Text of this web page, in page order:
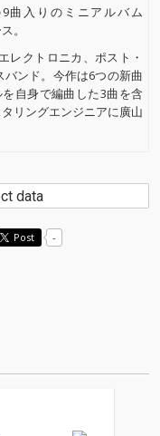
曲入りのミニアルバム
。
レクトロニカ、ポスト・
ンド。今作は6つの新曲
自身で編曲した3曲を含
リングエンジニアに廣山
data
Post -